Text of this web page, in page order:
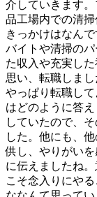
介していきます
品工場内での清
きっかけはなん
バイトや清掃の
た収入や充実し
思い、転職しま
やっぱり転職し
はどのように答
していたので、
した。他にも、
供し、やりがい
に伝えましたね
こそ念入りにや